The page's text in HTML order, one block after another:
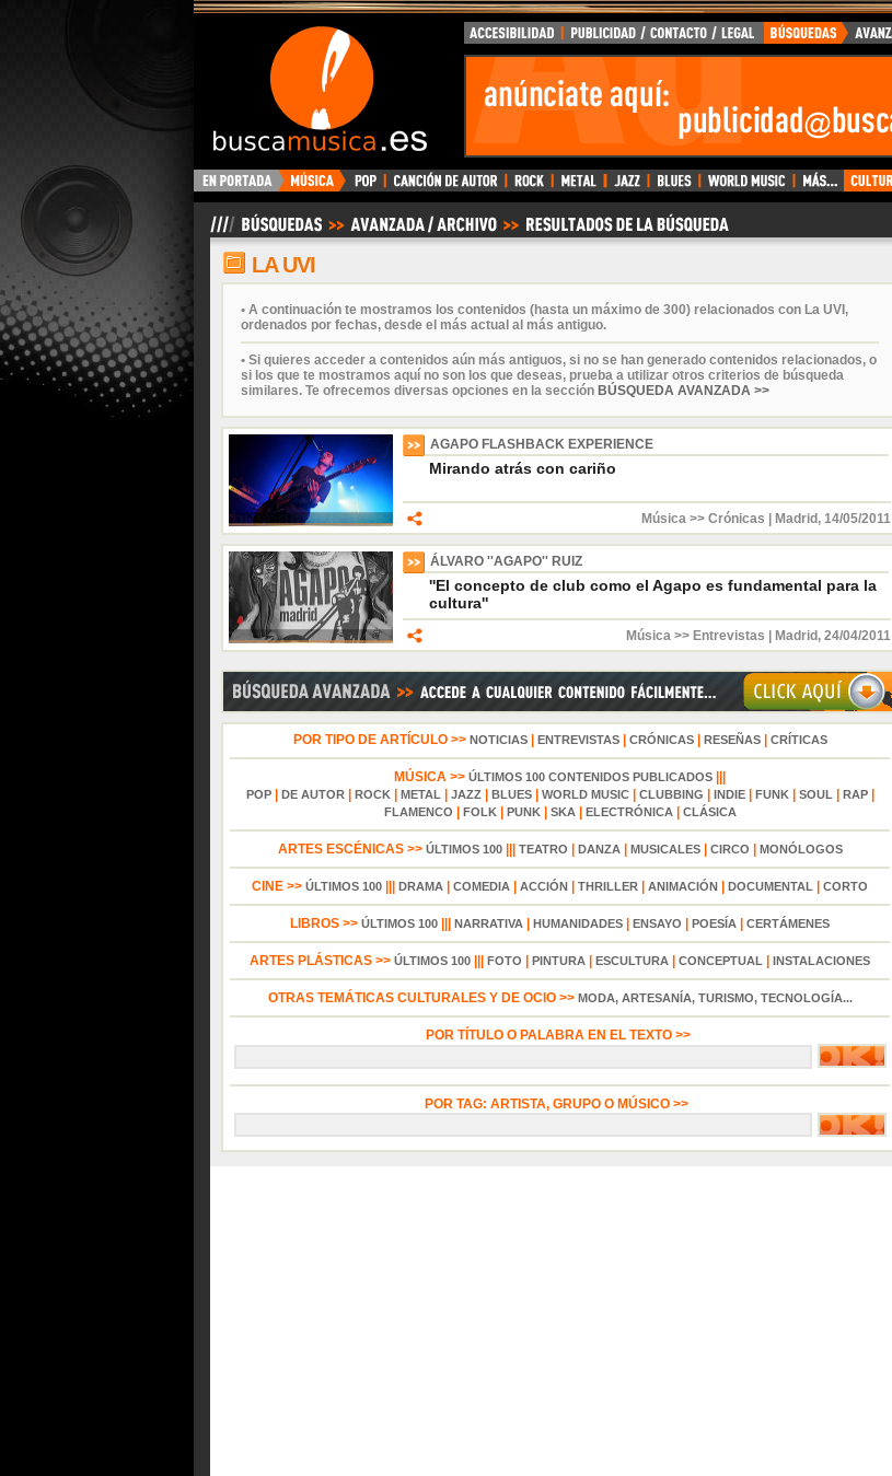
BuscaMusica.es
LA UVI
• A continuación te mostramos los contenidos (hasta un máximo de 300) relacionados con La UVI,
ordenados por fechas, desde el más actual al más antiguo.
• Si quieres acceder a contenidos aún más antiguos, si no se han generado contenidos relacionados, o
si los que te mostramos aquí no son los que deseas, prueba a utilizar otros criterios de búsqueda
similares. Te ofrecemos diversas opciones en la sección BÚSQUEDA AVANZADA >>
AGAPO FLASHBACK EXPERIENCE
Mirando atrás con cariño
Música >> Crónicas Madrid , 14/05/2011
ÁLVARO ''AGAPO'' RUIZ
''El concepto de club como el Agapo es fundamental para la
cultura''
Música >> Entrevistas Madrid , 24/04/2011
POR TIPO DE ARTÍCULO >> NOTICIAS| ENTREVISTAS| CRÓNICAS| RESEÑAS| CRÍTICAS
MÚSICA >> ÚLTIMOS 100 CONTENIDOS PUBLICADOS
POP| DE AUTOR| ROCK| METAL| JAZZ| BLUES| WORLD MUSIC| CLUBBING INDIE| FUNK| SOUL| RAP|
FLAMENCO FOLK| PUNK| SKA| ELECTRÓNICA| CLÁSICA
ARTES ESCÉNICAS >> ÚLTIMOS 100||| TEATRO DANZA| MUSICALES| CIRCO MONÓLOGOS
CINE >> ÚLTIMOS 100 DRAMA COMEDIA ACCIÓN THRILLER ANIMACIÓN DOCUMENTAL CORTO
LIBROS >> ÚLTIMOS 100 NARRATIVA HUMANIDADES ENSAYO POESÍA CERTÁMENES
ARTES PLÁSTICAS >> ÚLTIMOS 100 FOTO PINTURA ESCULTURA CONCEPTUAL INSTALACIONES
OTRAS TEMÁTICAS CULTURALES Y DE OCIO >> MODA, ARTESANÍA, TURISMO, TECNOLOGÍA...
POR TÍTULO O PALABRA EN EL TEXTO >>
POR TAG: ARTISTA, GRUPO O MÚSICO >>